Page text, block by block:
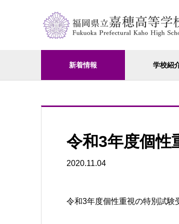
新着情報 学校紹
令和3年度個性
2020.11.04
令和3年度個性重視の特別試験